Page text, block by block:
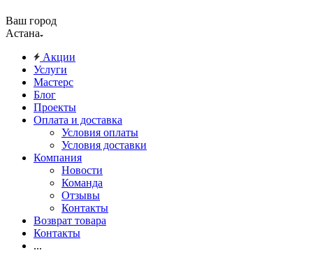
Ваш город
Астана
Акции
Услуги
Мастерс
Блог
Проекты
Оплата и доставка
Условия оплаты
Условия доставки
Компания
Новости
Команда
Отзывы
Контакты
Возврат товара
Контакты
...